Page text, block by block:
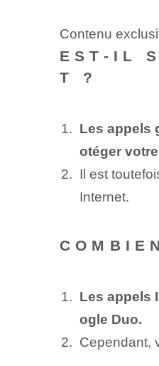
Contenu
EST-IL
T ?
Les appels
otéger
Il est
Internet.
Les appels
ogle Duo.
Cependant,